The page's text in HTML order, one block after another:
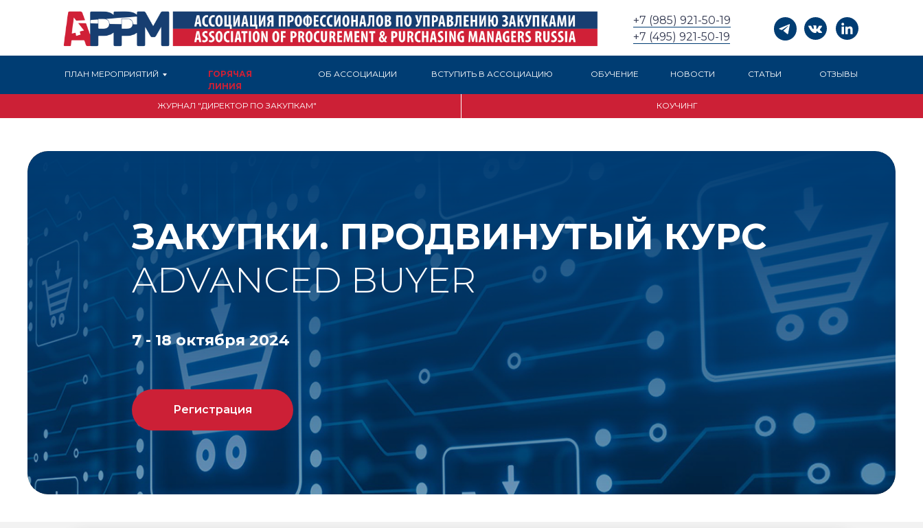
ПЛАН МЕРОПРИЯТИЙ ВСТУПИТЬ В АССОЦИАЦИЮ
ГОРЯЧАЯ
ЛИНИЯ
ОБ АССОЦИАЦИИ СТАТЬИ
НОВОСТИ
ОБУЧЕНИЕ
КОУЧИНГ
+7 (985) 921-50-19
+7 (495) 921-50-19
ЖУРНАЛ "ДИРЕКТОР ПО ЗАКУПКАМ"
ОТЗЫВЫ
ЗАКУПКИ. ПРОДВИНУТЫЙ КУРС
ADVANCED BUYER
7 - 18 октября 2024
Регистрация